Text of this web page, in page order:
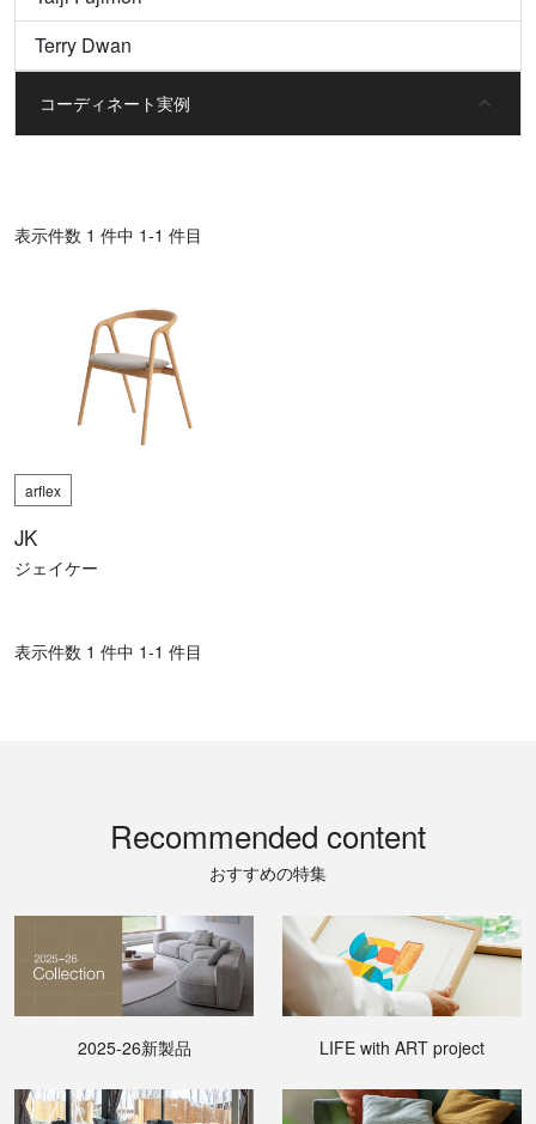
Terry Dwan
コーディネート実例
表⽰件数 1 件中 1-1 件目
arflex
JK
ジェイケー
表⽰件数 1 件中 1-1 件目
Recommended content
おすすめの特集
2025-26新製品 LIFE with ART project